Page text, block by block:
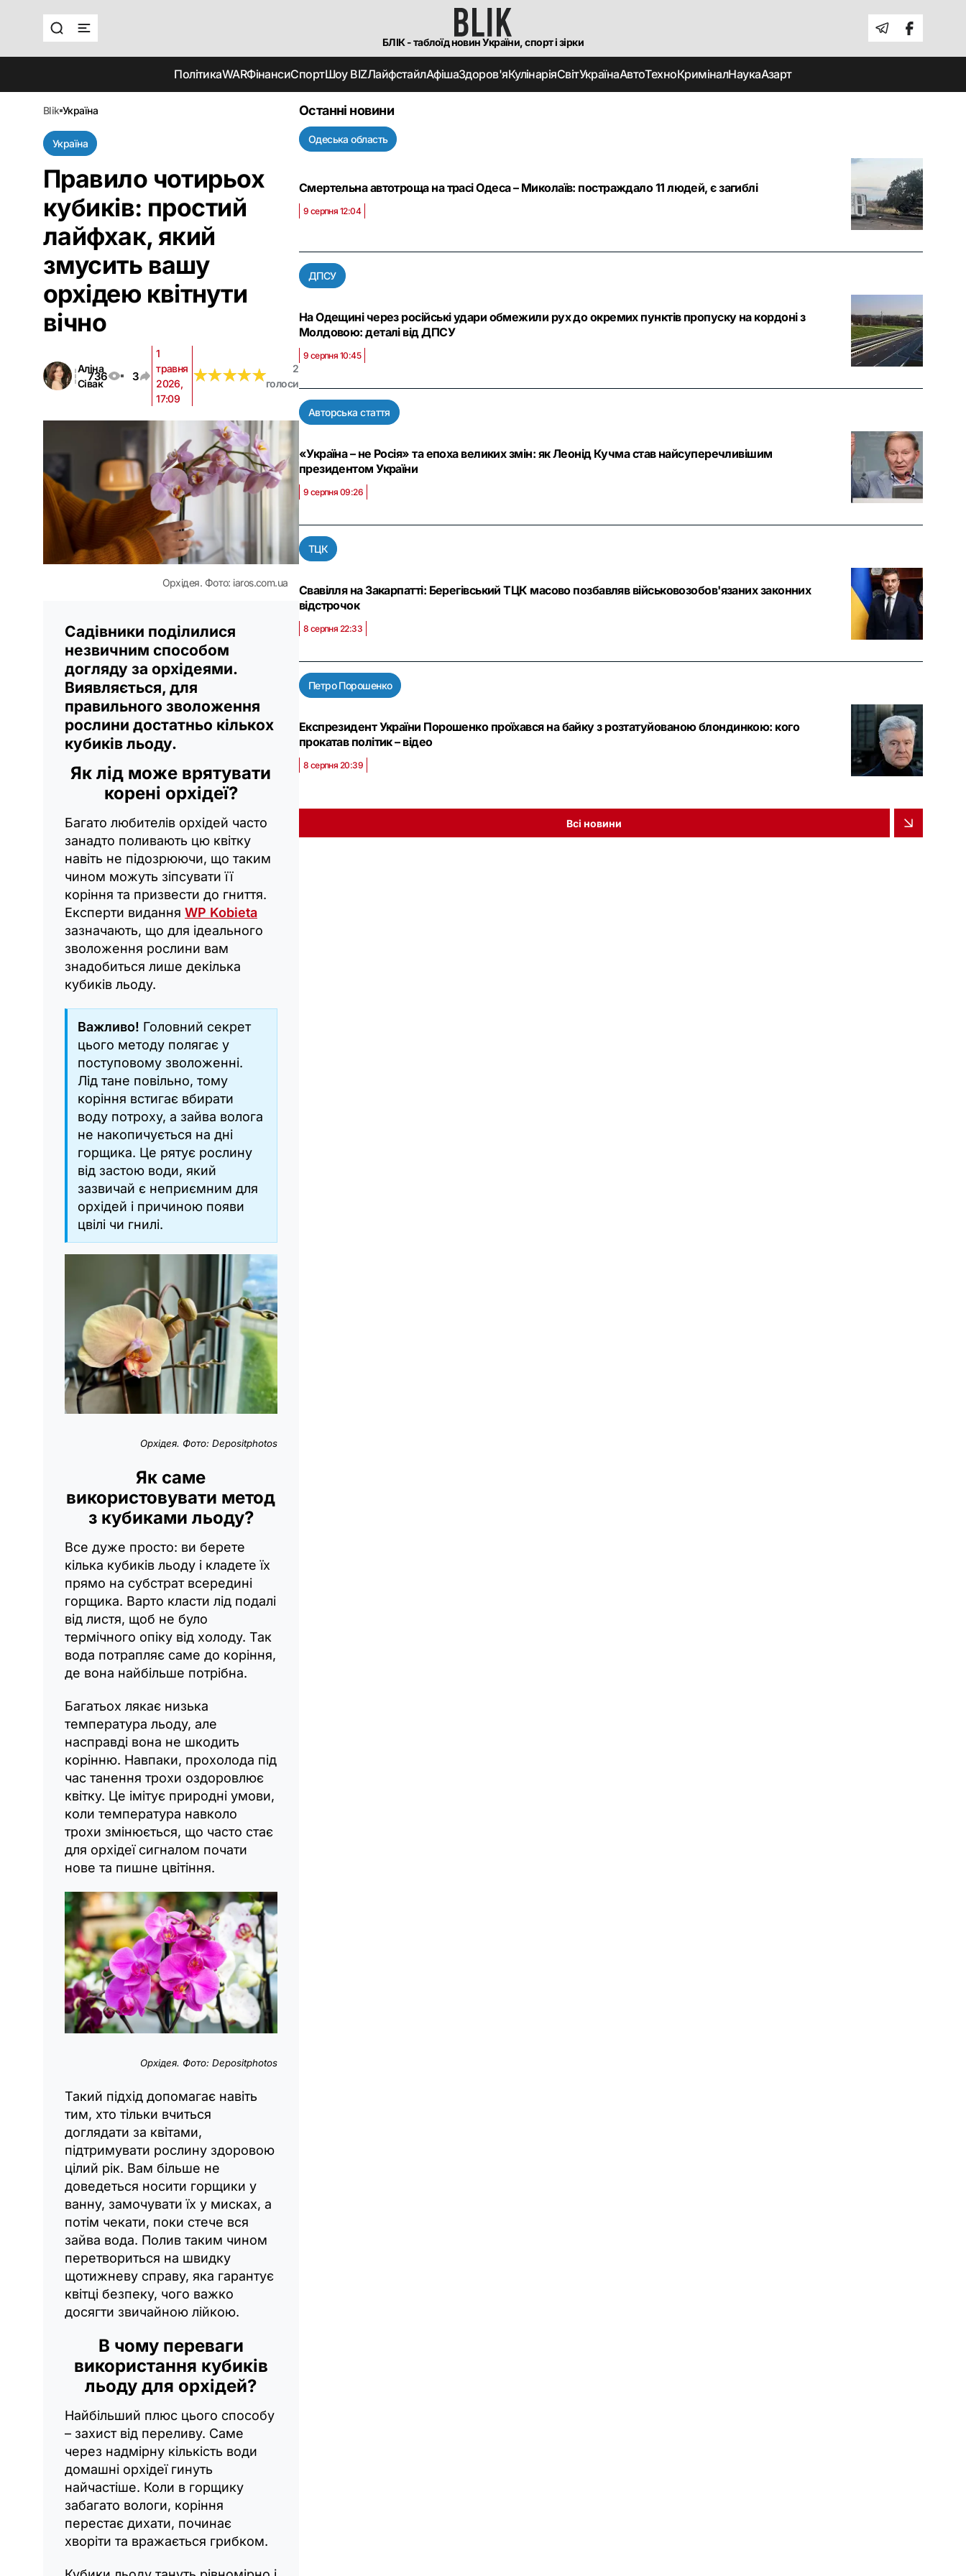
БЛІК - таблоїд новин України, спорт і зірки
ПолітикаWARФінансиСпортШоу BIZЛайфстайлАфішаЗдоров'яКулінаріяСвітУкраїнаАвтоТехноКриміналНаукаАзарт
blik україна
Україна
Правило чотирьох
кубиків: простий
лайфхак, який
змусить вашу
орхідею квітнути
вічно
Аліна
Сівак
736 3
1
травня
2026,
17:09
★★★★★
★★★★★
2
голоси
Орхідея. Фото: iaros.com.ua
Садівники поділилися
незвичним способом
догляду за орхідеями.
Виявляється, для
правильного зволоження
рослини достатньо кількох
кубиків льоду.
Як лід може врятувати
корені орхідеї?
Багато любителів орхідей часто
занадто поливають цю квітку
навіть не підозрюючи, що таким
чином можуть зіпсувати її
коріння та призвести до гниття.
Експерти видання WP Kobieta
зазначають, що для ідеального
зволоження рослини вам
знадобиться лише декілька
кубиків льоду.
Важливо! Головний секрет
цього методу полягає у
поступовому зволоженні.
Лід тане повільно, тому
коріння встигає вбирати
воду потроху, а зайва волога
не накопичується на дні
горщика. Це рятує рослину
від застою води, який
зазвичай є неприємним для
орхідей і причиною появи
цвілі чи гнилі.
Орхідея. Фото: Depositphotos
Як саме
використовувати метод
з кубиками льоду?
Все дуже просто: ви берете
кілька кубиків льоду і кладете їх
прямо на субстрат всередині
горщика. Варто класти лід подалі
від листя, щоб не було
термічного опіку від холоду. Так
вода потрапляє саме до коріння,
де вона найбільше потрібна.
Багатьох лякає низька
температура льоду, але
насправді вона не шкодить
корінню. Навпаки, прохолода під
час танення трохи оздоровлює
квітку. Це імітує природні умови,
коли температура навколо
трохи змінюється, що часто стає
для орхідеї сигналом почати
нове та пишне цвітіння.
Орхідея. Фото: Depositphotos
Такий підхід допомагає навіть
тим, хто тільки вчиться
доглядати за квітами,
підтримувати рослину здоровою
цілий рік. Вам більше не
доведеться носити горщики у
ванну, замочувати їх у мисках, а
потім чекати, поки стече вся
зайва вода. Полив таким чином
перетвориться на швидку
щотижневу справу, яка гарантує
квітці безпеку, чого важко
досягти звичайною лійкою.
В чому переваги
використання кубиків
льоду для орхідей?
Найбільший плюс цього способу
– захист від переливу. Саме
через надмірну кількість води
домашні орхідеї гинуть
найчастіше. Коли в горщику
забагато вологи, коріння
перестає дихати, починає
хворіти та вражається грибком.
Останні новини
Одеська область
Смертельна автотроща на трасі Одеса – Миколаїв: постраждало 11 людей, є загиблі
9 серпня 12:04
ДПСУ
На Одещині через російські удари обмежили рух до окремих пунктів пропуску на кордоні з
Молдовою: деталі від ДПСУ
9 серпня 10:45
Авторська стаття
«Україна – не Росія» та епоха великих змін: як Леонід Кучма став найсуперечливішим
президентом України
9 серпня 09:26
ТЦК
Свавілля на Закарпатті: Берегівський ТЦК масово позбавляв військовозобов'язаних законних
відстрочок
8 серпня 22:33
Петро Порошенко
Експрезидент України Порошенко проїхався на байку з розтатуйованою блондинкою: кого
прокатав політик – відео
8 серпня 20:39
Всі новини